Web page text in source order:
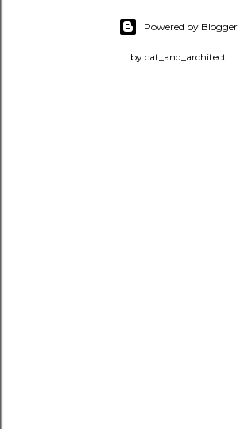
Powered by Blogger
by cat_and_architect